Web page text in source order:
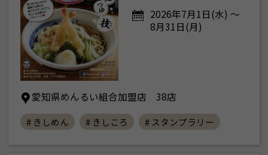
2026年7月1日(水) ～
8月31日(月)
愛知県めんるい組合加盟店 38店
# きしめん # きしころ # スタンプラリー